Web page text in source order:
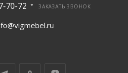
70-72 ЗАКАЗАТЬ ЗВОНОК